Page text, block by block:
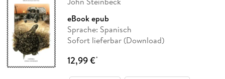
eBook epub
Sprache: Spanisch
Sofort lieferbar (Download)
12,99 €*